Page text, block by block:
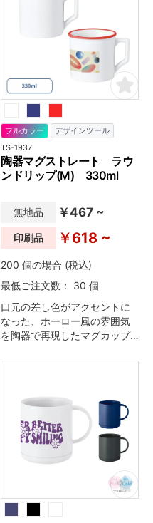
フルカラー デザインツール
TS-1937
陶器マグストレート ラウ
ンドリップ(M) 330ml
無地品 ￥467 ~
印刷品 ￥618 ~
200 個の場合 (税込)
最低ご注文数： 30 個
口元の差し色がアクセントに
なった、ホーロー風の雰囲気
を陶器で再現したマグカップ